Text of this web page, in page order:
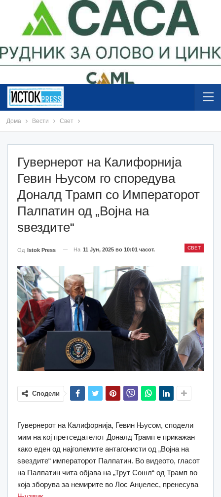
Дома Вести Свет
Гувернерот на Калифорнија
Гевин Њусом го споредува
Доналд Трамп со Императорот
Палпатин од „Војна на
ѕвездите“
СВЕТ
Од Istok Press На 11 Јун, 2025 во 10:01 часот.
Сподели
Гувернерот на Калифорнија, Гевин Њусом, сподели
мим на кој претседателот Доналд Трамп е прикажан
како еден од најголемите антагонисти од „Војна на
ѕвездите“ императорот Палпатин. Во видеото, гласот
на Палпатин чита објава на „Трут Сошл“ од Трамп во
која зборува за немирите во Лос Анџелес, пренесува